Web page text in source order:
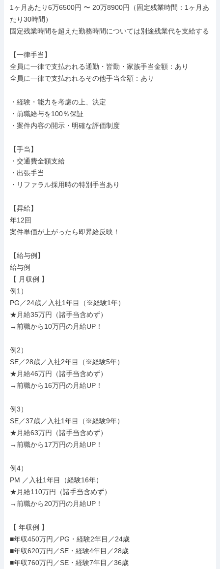
1ヶ月あたり6万6500円 〜 20万8900円（固定残業時間：1ヶ月あ
たり30時間）
固定残業時間を超えた勤務時間については別途残業代を支給する
【一律手当】
全員に一律で支払われる通勤・皆勤・家族手当金額：あり
全員に一律で支払われるその他手当金額：あり
・経験・能力を考慮の上、決定
・前職給与を100％保証
・案件内容の開示・明確な評価制度
【手当】
・交通費全額支給
・出張手当
・リファラル採用時の特別手当あり
【昇給】
年12回
案件単価が上がったら即昇給反映！
【給与例】
給与例
【 月収例 】
例1）
PG／24歳／入社1年目（※経験1年）
★月給35万円（諸手当含めず）
→前職から10万円の月給UP！
例2）
SE／28歳／入社2年目（※経験5年）
★月給46万円（諸手当含めず）
→前職から16万円の月給UP！
例3）
SE／37歳／入社1年目（※経験9年）
★月給63万円（諸手当含めず）
→前職から17万円の月給UP！
例4）
PM ／入社1年目（経験16年）
★月給110万円（諸手当含めず）
→前職から20万円の月給UP！
【 年収例 】
■年収450万円／PG・経験2年目／24歳
■年収620万円／SE・経験4年目／28歳
■年収760万円／SE・経験7年目／36歳